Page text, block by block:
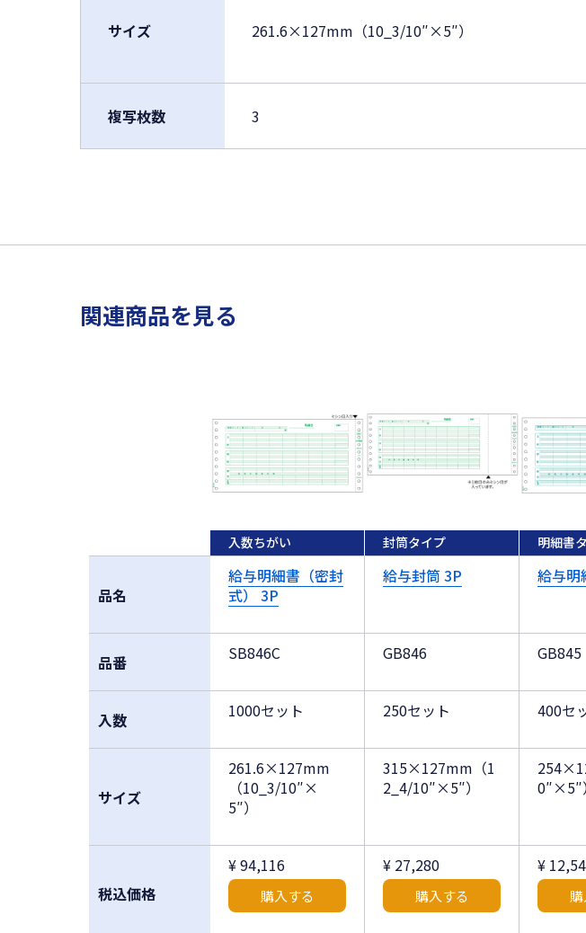
サイズ 261.6×127mm（10_3/10″×5″）
複写枚数 3
関連商品を見る
品名
品番
入数
サイズ
税込価格
入数ちがい
給与明細書（密封
式） 3P
SB846C
1000セット
261.6×127mm
（10_3/10″×
5″）
¥ 94,116
購入する
封筒タイプ
給与封筒 3P
GB846
250セット
315×127mm（1
2_4/10″×5″）
¥ 27,280
購入する
明細書
給与明
GB845
400セ
0″×5″）
¥